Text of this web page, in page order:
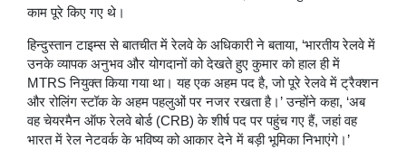
काम पूरे किए गए थे।
हिन्दुस्तान टाइम्स से बातचीत में रेलवे के अधिकारी ने बताया, ‘भारतीय रेलवे में
उनके व्यापक अनुभव और योगदानों को देखते हुए कुमार को हाल ही में
MTRS नियुक्त किया गया था। यह एक अहम पद है, जो पूरे रेलवे में ट्रैक्शन
और रोलिंग स्टॉक के अहम पहलुओं पर नजर रखता है।’ उन्होंने कहा, ‘अब
वह चेयरमैन ऑफ रेलवे बोर्ड (CRB) के शीर्ष पद पर पहुंच गए हैं, जहां वह
भारत में रेल नेटवर्क के भविष्य को आकार देने में बड़ी भूमिका निभाएंगे।’